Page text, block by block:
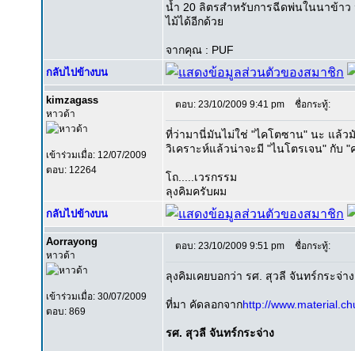
น้ำ 20 ลิตรสำหรับการฉีดพ่นในนาข้าว
ไม้ได้อีกด้วย
จากคุณ : PUF
กลับไปข้างบน
kimzagass
หาวด้า
เข้าร่วมเมื่อ: 12/07/2009
ตอบ: 12264
ตอบ: 23/10/2009 9:41 pm ชื่อกระทู้:
ที่ว่ามานี่มันไม่ใช่ "ไคโตซาน" นะ แล้ว
วิเคราะห์แล้วน่าจะมี "ไนโตรเจน" กับ
โถ.....เวรกรรม
ลุงคิมครับผม
กลับไปข้างบน
Aorrayong
หาวด้า
เข้าร่วมเมื่อ: 30/07/2009
ตอบ: 869
ตอบ: 23/10/2009 9:51 pm ชื่อกระทู้:
ลุงคิมเคยบอกว่า รศ. สุวลี จันทร์กระจ่
ที่มา คัดลอกจากhttp://
รศ. สุวลี จันทร์กระจ่าง